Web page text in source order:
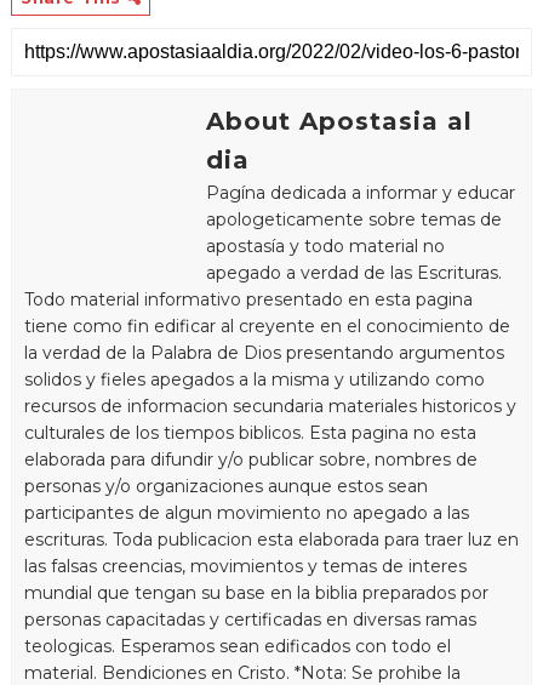
About Apostasia al
dia
Pagína dedicada a informar y educar
apologeticamente sobre temas de
apostasía y todo material no
apegado a verdad de las Escrituras.
Todo material informativo presentado en esta pagina
tiene como fin edificar al creyente en el conocimiento de
la verdad de la Palabra de Dios presentando argumentos
solidos y fieles apegados a la misma y utilizando como
recursos de informacion secundaria materiales historicos y
culturales de los tiempos biblicos. Esta pagina no esta
elaborada para difundir y/o publicar sobre, nombres de
personas y/o organizaciones aunque estos sean
participantes de algun movimiento no apegado a las
escrituras. Toda publicacion esta elaborada para traer luz en
las falsas creencias, movimientos y temas de interes
mundial que tengan su base en la biblia preparados por
personas capacitadas y certificadas en diversas ramas
teologicas. Esperamos sean edificados con todo el
material. Bendiciones en Cristo. *Nota: Se prohibe la